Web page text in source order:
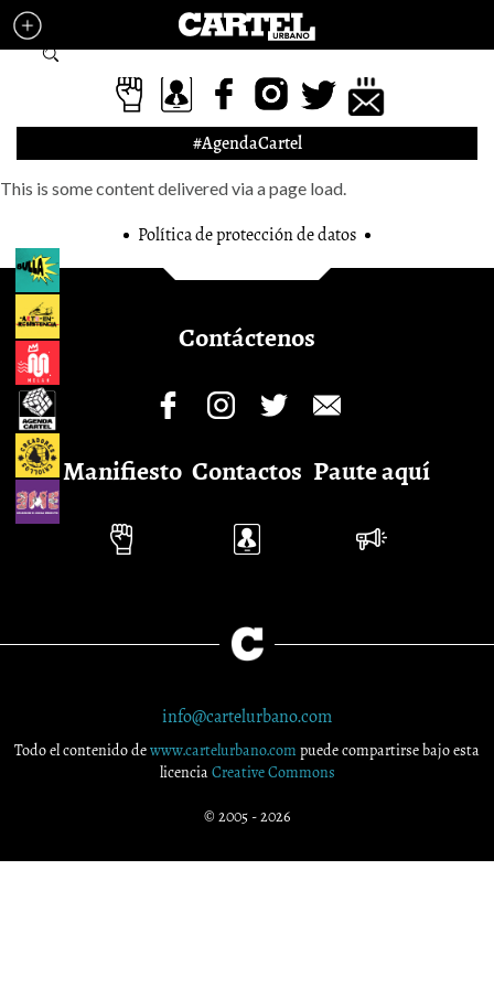
Pasar al contenido principal
Formulario de búsqueda
#AgendaCartel
This is some content delivered via a page load.
Política de protección de datos
Contáctenos
Manifiesto Contactos Paute aquí
info@cartelurbano.com
Todo el contenido dewww.cartelurbano.com puede compartirse bajo esta
licenciaCreative Commons
© 2005 - 2026